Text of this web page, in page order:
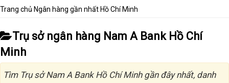
Trang chủ Ngân hàng gần nhất Hồ Chí Minh
Trụ sở ngân hàng Nam A Bank Hồ Chí
Minh
Tìm Trụ sở Nam A Bank Hồ Chí Minh gần đây nhất, danh